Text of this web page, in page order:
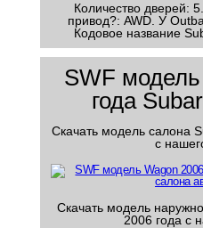
Количество дверей:
привод?: AWD. У
Кодовое название
SWF
года
Скачать модель салона
с
Скачать модель
2006 года с